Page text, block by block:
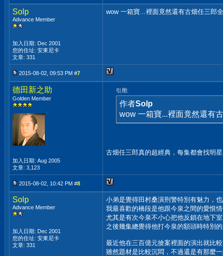
Solp
Advance Member
加入日期: Dec 2001
您的住址: 安東尼卡
文章: 331
wow 一箱寶...裡面竟然還有古畑任三郎
2015-08-02, 09:53 PM #7
德田新之助
Golden Member
加入日期: Aug 2005
文章: 3,123
引用:
作者Solp
wow 一箱寶...裡面竟然還有
古畑任三郎真的超經典，每集都會找明
2015-08-02, 10:42 PM #8
Solp
Advance Member
加入日期: Dec 2001
您的住址: 安東尼卡
文章: 331
小弟是覺得田村桑演刑警特別有魅力，
我最喜歡的橋段是他跟今泉之間的愛恨
尤其是有次今泉不小心把他反鎖在地下
之後幾集總覺得他打今泉的額頭時特別
最近他在三百億元搶案裡面的演出就比
雖然題材是比較沉悶，不過還是有那麼